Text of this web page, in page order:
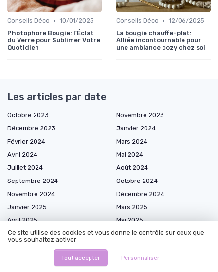
Conseils Déco • 10/01/2025
Photophore Bougie: l'Éclat
du Verre pour Sublimer Votre
Quotidien
Conseils Déco • 12/06/2025
La bougie chauffe-plat:
Alliée incontournable pour
une ambiance cozy chez soi
Les articles par date
Octobre 2023
Novembre 2023
Décembre 2023
Janvier 2024
Février 2024
Mars 2024
Avril 2024
Mai 2024
Juillet 2024
Août 2024
Septembre 2024
Octobre 2024
Novembre 2024
Décembre 2024
Janvier 2025
Mars 2025
Avril 2025
Mai 2025
Juin 2025
Juillet 2025
Novembre 2025
Ce site utilise des cookies et vous donne le contrôle sur ceux que
vous souhaitez activer
Tout accepter Personnaliser